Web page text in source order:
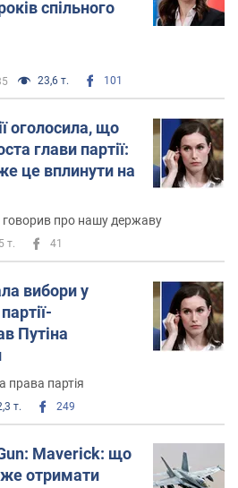
була наймолодшим прем'єр-
символічний статус після
Австрії 33-річного
подала президентові
її Кабінету міністрів.
формальність, оскільки її
і право на створення уряду
сили.
на підтримку України у
та особисто зустрічалася у
Зеленським.
розкритикувала країни Заходу
була в НАТО, то Росія не
спільного
23,6 т. 101
оголосила, що
глави партії:
це вплинути на
говорив про нашу державу
т. 41
вибори у
Путіна
права партія
т. 249
Maverick: що
отримати